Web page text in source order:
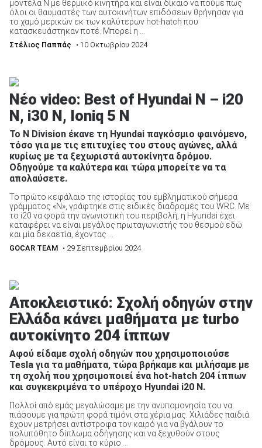
Επιχειρήσεις
ΑΝΑΖΗΤΗΣΗ
μοντέλα N με θερμικό κινητήρα και είναι δίκαιο να πούμε πως
όλοι οι θαυμαστές των αυτοκινήτων επιδόσεων θρήνησαν για
το χαμό μερικών εκ των καλύτερων hot-hatch που
κατασκευάστηκαν ποτέ. Μπορεί η ...
Στέλιος Παππάς • 10 Οκτωβρίου 2024
Νέο video: Best of Hyundai N – i20
N, i30 N, Ioniq 5 N
Το N Division έκανε τη Hyundai παγκόσμιο φαινόμενο,
τόσο για με τις επιτυχίες του στους αγώνες, αλλά
κυρίως με τα ξεχωριστά αυτοκίνητα δρόμου.
Οδηγούμε τα καλύτερα και τώρα μπορείτε να τα
απολαύσετε.
Το πρώτο κεφάλαιο της ιστορίας του εμβληματικού σήμερα
γράμματος «Ν», γράφτηκε στις ειδικές διαδρομές του WRC. Με
το i20 να φορά την αγωνιστική του περιβολή, η Hyundai έχει
καταφέρει να είναι μεγάλος πρωταγωνιστής του θεσμού εδώ
και μία δεκαετία, έχοντας ...
GOCAR TEAM • 29 Σεπτεμβρίου 2024
Αποκλειστικό: Σχολή οδηγών στην
Ελλάδα κάνει μαθήματα με turbo
αυτοκίνητο 204 ίππων
Αφού είδαμε σχολή οδηγών που χρησιμοποιούσε
Tesla για τα μαθήματα, τώρα βρήκαμε και μιλήσαμε με
τη σχολή που χρησιμοποιεί ένα hot-hatch 204 ίππων
και συγκεκριμένα το υπέροχο Hyundai i20 N.
Πολλοί από εμάς μεγαλώσαμε με την ανυπομονησία του να
πιάσουμε για πρώτη φορά τιμόνι στα χέρια μας. Χιλιάδες παιδιά
έχουν μετρήσει αντίστροφα τον καιρό για να βγάλουν το
πολυπόθητο δίπλωμα οδήγησης και να ξεχυθούν στους
δρόμους. Αυτό είναι το κύριο ...